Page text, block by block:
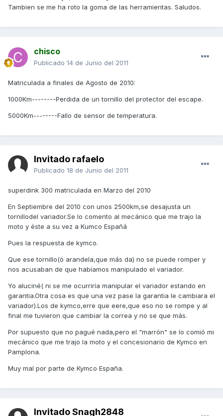
Tambien se me ha roto la goma de las herramientas. Saludos.
chisco
Publicado 14 de Junio del 2011
Matriculada a finales de Agosto de 2010:
1000Km--------Perdida de un tornillo del protector del escape.
5000Km--------Fallo de sensor de temperatura.
Invitado rafaelo
Publicado 18 de Junio del 2011
superdink 300 matriculada en Marzo del 2010
En Septiembre del 2010 con unos 2500km,se desajusta un
tornillodel variador.Se lo comento al mecánico que me trajo la
moto y éste a su vez a Kumco Españá
Pues la respuesta de kymco.
Que ese tornillo(ó arandela,que más da) no se puede romper y
nos acusaban de que habíamos manipulado el variador.
Yo aluciné( ni se me ocurriría manipular el variador estando en
garantia.Otra cosa es que una vez pase la garantia le cambiara el
variador).Los de kymco,erre que eere,que eso no se rompe y al
final me tuvieron que cambiar la correa y no se que más.
Por supuesto que no pagué nada,pero el "marrón" se lo comió mi
mecánico que me trajo la moto y el concesionario de Kymco en
Pamplona.
Muy mal por parte de Kymco España.
Invitado Snagh2848